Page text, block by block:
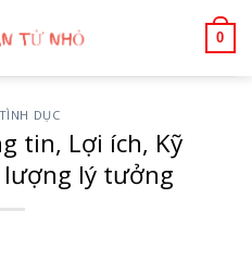
0
DỤC
tin, Lợi ích, Kỹ
lý tưởng